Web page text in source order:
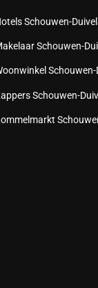
Schouwen-
Schouwen-
Schouwen-
Schouwen-